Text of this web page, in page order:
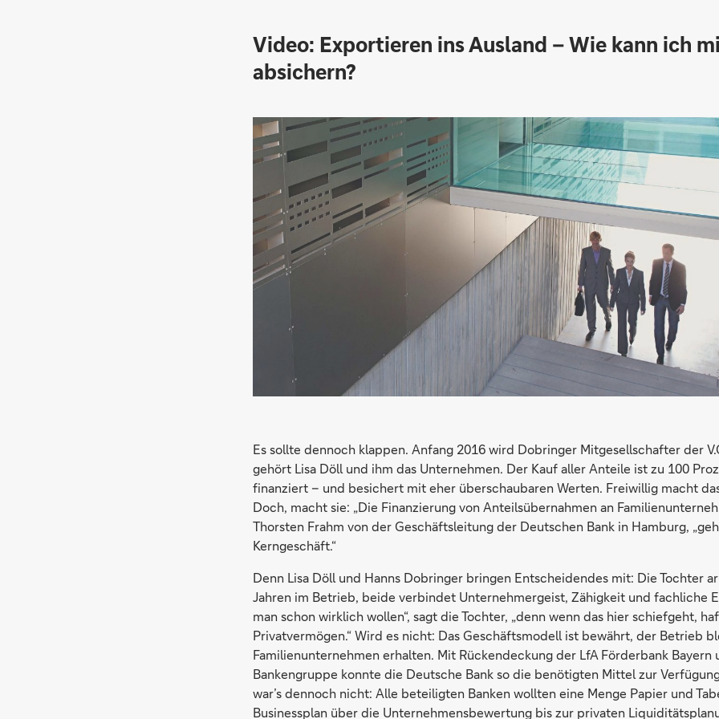
Video: Exportieren ins Ausland – Wie kann ich
absichern?
Es sollte dennoch klappen. Anfang 2016 wird Dobringer Mitgesellschafter der
gehört Lisa Döll und ihm das Unternehmen. Der Kauf aller Anteile ist zu 100
finanziert – und besichert mit eher überschaubaren Werten. Freiwillig macht
Doch, macht sie: „Die Finanzierung von Anteilsübernahmen an
Thorsten Frahm von der Geschäftsleitung der Deutschen Bank in Hamburg,
Kerngeschäft.“
Denn Lisa Döll und Hanns Dobringer bringen Entscheidendes mit: Die Tochter
Jahren im Betrieb, beide verbindet Unternehmergeist, Zähigkeit und fachliche
man schon wirklich wollen“, sagt die Tochter, „denn wenn das hier schiefgeht,
Privatvermögen.“ Wird es nicht: Das Geschäftsmodell ist bewährt, der Betrieb
Familienunternehmen erhalten. Mit Rückendeckung der LfA Förderbank Bayern
Bankengruppe konnte die Deutsche Bank so die benötigten Mittel zur
war’s dennoch nicht: Alle beteiligten Banken wollten eine Menge Papier und
Businessplan über die Unternehmensbewertung bis zur privaten